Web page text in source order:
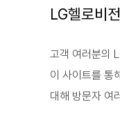
LG헬로비
고객 여러분의
이 사이트를 통
대해 방문자 여